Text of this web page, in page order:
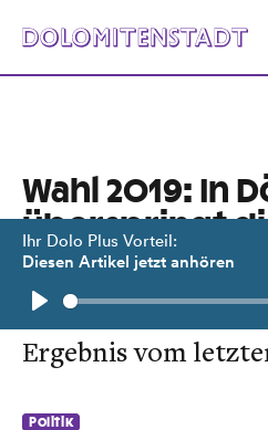
Ihr Dolo Plus Vorteil:
Diesen Artikel jetzt anhören
Play
Wahl 2019: In
überspringt
Prozent
Die Grünen
Ergebnis vom
Politik